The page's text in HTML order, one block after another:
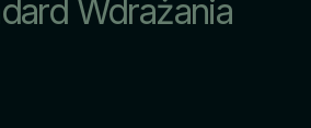
Wdrażania